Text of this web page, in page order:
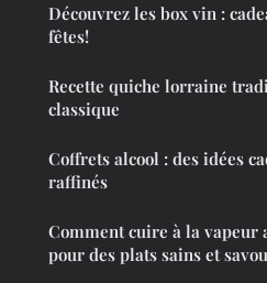
Découvrez les box vin :
fêtes!
Recette quiche lorraine
classique
Coffrets alcool : des idées
raffinés
Comment cuire à la vapeur
pour des plats sains et